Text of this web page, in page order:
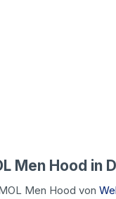
Men Hood in
Men Hood von